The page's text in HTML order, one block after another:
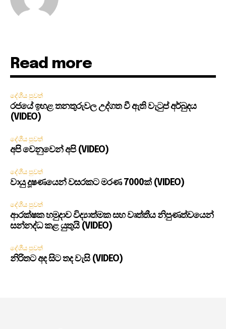
Read more
දේශීය පුවත්
රජයේ ඉහළ තනතුරුවල උද්ගත වී ඇති වැටුප් අර්බුදය
(VIDEO)
දේශීය පුවත්
අපි වෙනුවෙන් අපි (VIDEO)
දේශීය පුවත්
වායු දූෂණයෙන් වසරකට මරණ 7000ක් (VIDEO)
දේශීය පුවත්
ආරක්ෂක හමුදාව විද්‍යාත්මක සහ වෘත්තීය නිපුණත්වයෙන්
සන්නද්ධ කළ යුතුයි (VIDEO)
දේශීය පුවත්
නිරිතට අද සිට තද වැසි (VIDEO)